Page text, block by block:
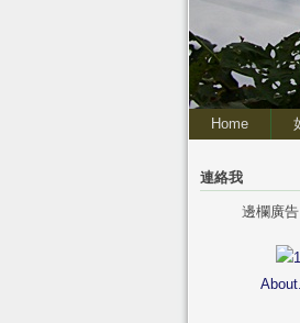
Home
連絡我
邊欄廣